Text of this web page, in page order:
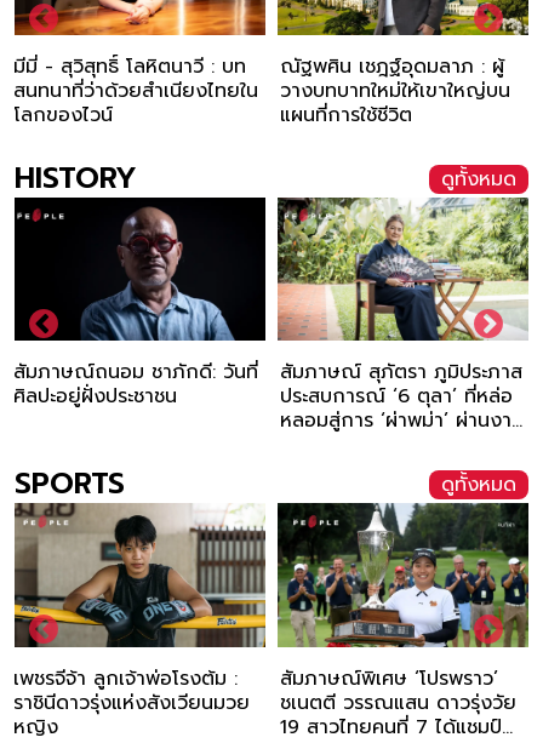
น
ณัฐพศิน เชฎฐ์อุดมลาภ : ผู้
วางบทบาทใหม่ให้เขาใหญ่บน
แผนที่การใช้ชีวิต
ณัฐิยา วิสุทธิ์สัตย์ : ปรุงชีวิต
ด้วยไวน์และพันธกิจแห่งรสช
HISTORY ดูทั้งหมด
ที่
สัมภาษณ์ สุภัตรา ภูมิประภาส
ประสบการณ์ ‘6 ตุลา’ ที่หล่อ
หลอมสู่การ ‘ผ่าพม่า’ ผ่านงาน
ผุสดี คีตวรนาฏ บก. ซิงจง
เอี๋ยน หนังสือพิมพ์จีนที่เก่าแ
ที่สุดในประเทศไทย
SPORTS ดูทั้งหมด
สัมภาษณ์พิเศษ ‘โปรพราว’
ชเนตตี วรรณแสน ดาวรุ่งวัย
19 สาวไทยคนที่ 7 ได้แชมป์
สัมภาษณ์ รถถัง จิตรเมือง
นนท์ นักมวยไทยตัวจี๊ดแห่ง
เด็ก(เคย)ติดยา ก้าวเป็นแช